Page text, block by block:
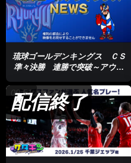
琉球ゴールデンキングス ＣＳ
準々決勝 連勝で突破～アウェ
09:51
配信終了